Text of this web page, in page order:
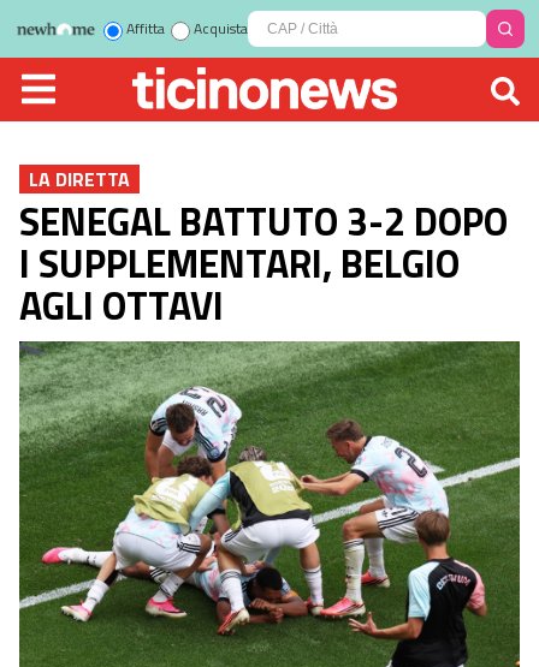
Affitta Acquista
LA DIRETTA
SENEGAL BATTUTO 3-2 DOPO
I SUPPLEMENTARI, BELGIO
AGLI OTTAVI